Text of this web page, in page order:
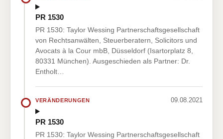
PR 1530
PR 1530: Taylor Wessing Partnerschaftsgesellschaft
von Rechtsanwälten, Steuerberatern, Solicitors und
Avocats à la Cour mbB, Düsseldorf (Isartorplatz 8,
80331 München). Ausgeschieden als Partner: Dr.
Entholt…
VERÄNDERUNGEN 09.08.2021
PR 1530
PR 1530: Taylor Wessing Partnerschaftsgesellschaft